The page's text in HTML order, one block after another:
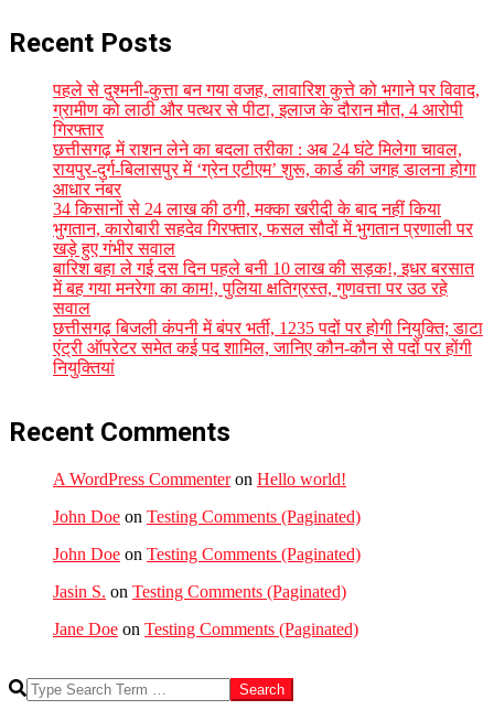
Recent Posts
पहले से दुश्मनी-कुत्ता बन गया वजह, लावारिश कुत्ते को भगाने पर विवाद,
ग्रामीण को लाठी और पत्थर से पीटा, इलाज के दौरान मौत, 4 आरोपी
गिरफ्तार
छत्तीसगढ़ में राशन लेने का बदला तरीका : अब 24 घंटे मिलेगा चावल,
रायपुर-दुर्ग-बिलासपुर में ‘ग्रेन एटीएम’ शुरू, कार्ड की जगह डालना होगा
आधार नंबर
34 किसानों से 24 लाख की ठगी, मक्का खरीदी के बाद नहीं किया
भुगतान, कारोबारी सहदेव गिरफ्तार, फसल सौदों में भुगतान प्रणाली पर
खड़े हुए गंभीर सवाल
बारिश बहा ले गई दस दिन पहले बनी 10 लाख की सड़क!, इधर बरसात
में बह गया मनरेगा का काम!, पुलिया क्षतिग्रस्त, गुणवत्ता पर उठ रहे
सवाल
छत्तीसगढ़ बिजली कंपनी में बंपर भर्ती, 1235 पदों पर होगी नियुक्ति; डाटा
एंट्री ऑपरेटर समेत कई पद शामिल, जानिए कौन-कौन से पदों पर होंगी
नियुक्तियां
Recent Comments
A WordPress Commenteron Hello world!
John Doe on Testing Comments (Paginated)
John Doe on Testing Comments (Paginated)
Jasin S. on Testing Comments (Paginated)
Jane Doe on Testing Comments (Paginated)
Search